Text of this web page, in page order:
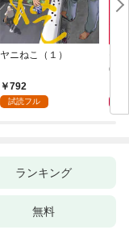
ヤニねこ（１）
792
試読フル
6・
ランキング
無料